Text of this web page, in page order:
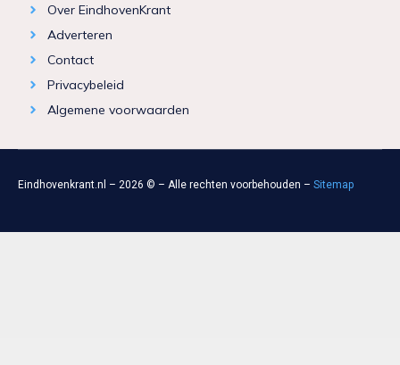
Over EindhovenKrant
Adverteren
Contact
Privacybeleid
Algemene voorwaarden
Eindhovenkrant.nl – 2026 © – Alle rechten voorbehouden – Sitemap